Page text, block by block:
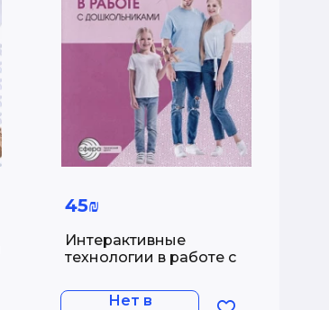
Интерактивные
технологии в работе с
Методическое
45₪
Нет в